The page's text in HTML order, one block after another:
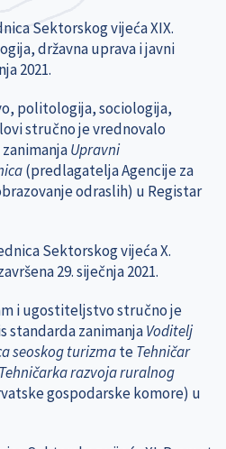
Sektorskog vijeća XIX.
državna uprava i javni
2021.
politologija, sociologija,
stručno je vrednovalo
Upravni
(predlagatelja Agencije za
odraslih) u Registar
Sektorskog vijeća X.
29. siječnja 2021.
i ugostiteljstvo stručno je
standarda zanimanjaVoditelj
seoskog turizmateTehničar
razvoja ruralnog
gospodarske komore) u